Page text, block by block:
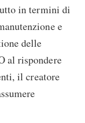
in termini di
e
delle
al rispondere
il creatore